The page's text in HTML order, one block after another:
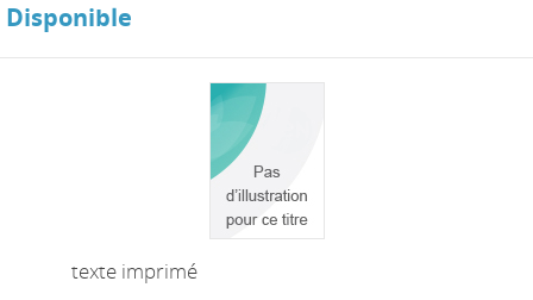
Disponible
texte imprimé